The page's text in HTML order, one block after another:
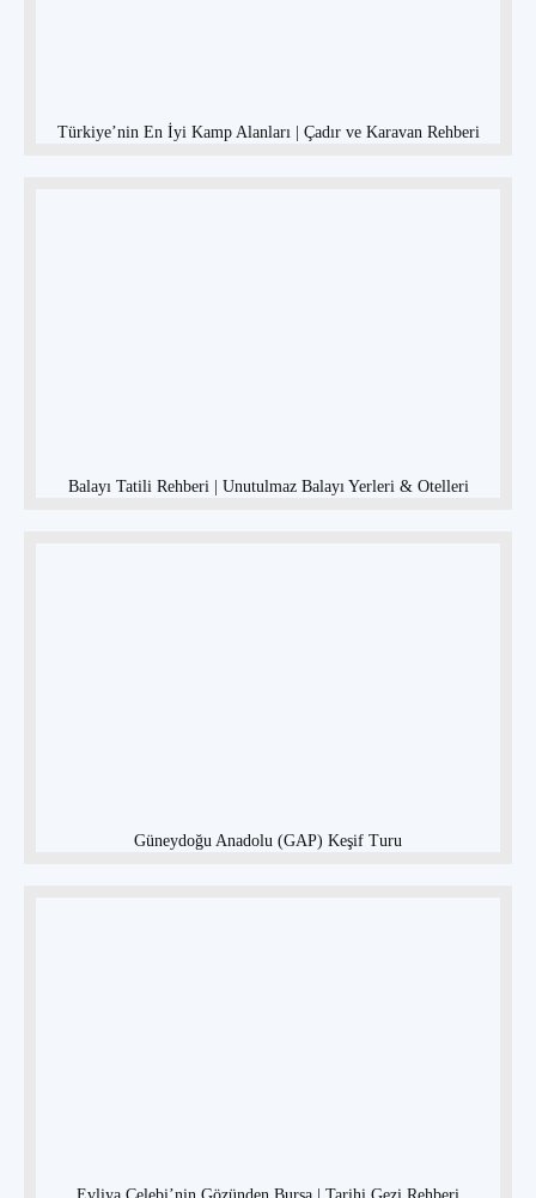
Türkiye’nin En İyi Kamp Alanları | Çadır ve Karavan Rehberi
Balayı Tatili Rehberi | Unutulmaz Balayı Yerleri & Otelleri
Güneydoğu Anadolu (GAP) Keşif Turu